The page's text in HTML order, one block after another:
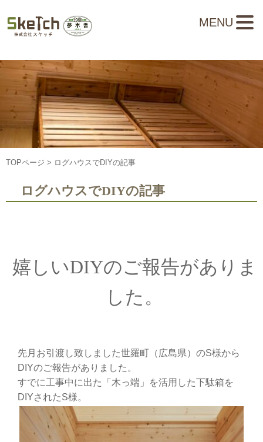
TOPページ > ログハウスでDIYの記事
ログハウスでDIYの記事
嬉しいDIYのご報告がありま
した。
先月お引渡し致しました世羅町（広島県）のS様から
DIYのご報告がありました。
すでに工事中に出た「木っ端」を活用した下駄箱を
DIYされたS様。
MENU